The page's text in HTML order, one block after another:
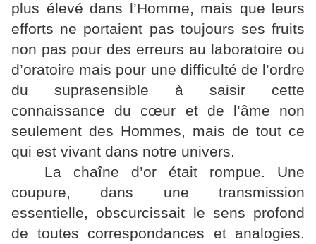
plus élevé dans l’Homme, mais que leurs
efforts ne portaient pas toujours ses fruits
non pas pour des erreurs au laboratoire ou
d’oratoire mais pour une difficulté de l’ordre
du suprasensible à saisir cette
connaissance du cœur et de l’âme non
seulement des Hommes, mais de tout ce
qui est vivant dans notre univers.
La chaîne d’or était rompue. Une
coupure, dans une transmission
essentielle, obscurcissait le sens profond
de toutes correspondances et analogies.